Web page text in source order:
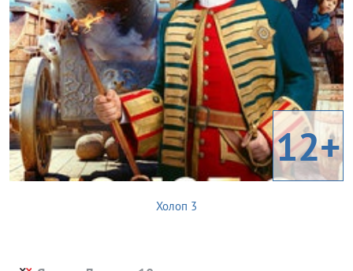
12+
Холоп 3